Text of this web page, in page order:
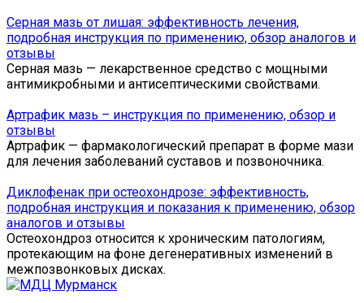
Серная мазь от лишая: эффективность лечения,
подробная инструкция по применению, обзор аналогов и
отзывы
Серная мазь — лекарственное средство с мощными
антимикробными и антисептическими свойствами.
Артрафик мазь – инструкция по применению, обзор и
отзывы
Артрафик — фармакологический препарат в форме мази
для лечения заболеваний суставов и позвоночника.
Диклофенак при остеохондрозе: эффективность,
подробная инструкция и показания к применению, обзор
аналогов и отзывы
Остеохондроз относится к хроническим патологиям,
протекающим на фоне дегенеративных изменений в
межпозвонковых дисках.